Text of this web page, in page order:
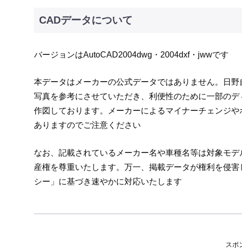
CADデータについて
バージョンはAutoCAD2004dwg・2004dxf・jwwです
本データはメーカーの公式データではありません。日
写真を参考にさせていただき、利便性のために一部の
作図しております。メーカーによるマイナーチェンジ
ありますのでご注意ください
なお、記載されているメーカー名や車種名等は対象モ
産権を尊重いたします。万一、掲載データが権利を侵
シー」に基づき速やかに対応いたします
スポ